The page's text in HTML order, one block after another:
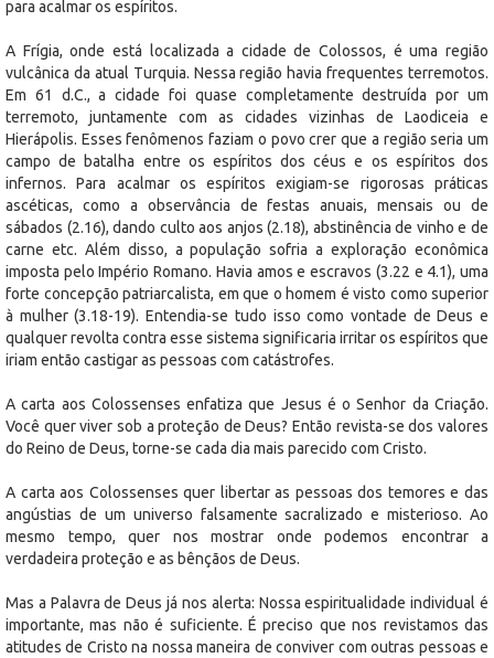
para acalmar os espíritos.
A Frígia, onde está localizada a cidade de Colossos, é uma região
vulcânica da atual Turquia. Nessa região havia frequentes terremotos.
Em 61 d.C., a cidade foi quase completamente destruída por um
terremoto, juntamente com as cidades vizinhas de Laodiceia e
Hierápolis. Esses fenômenos faziam o povo crer que a região seria um
campo de batalha entre os espíritos dos céus e os espíritos dos
infernos. Para acalmar os espíritos exigiam-se rigorosas práticas
ascéticas, como a observância de festas anuais, mensais ou de
sábados (2.16), dando culto aos anjos (2.18), abstinência de vinho e de
carne etc. Além disso, a população sofria a exploração econômica
imposta pelo Império Romano. Havia amos e escravos (3.22 e 4.1), uma
forte concepção patriarcalista, em que o homem é visto como superior
à mulher (3.18-19). Entendia-se tudo isso como vontade de Deus e
qualquer revolta contra esse sistema significaria irritar os espíritos que
iriam então castigar as pessoas com catástrofes.
A carta aos Colossenses enfatiza que Jesus é o Senhor da Criação.
Você quer viver sob a proteção de Deus? Então revista-se dos valores
do Reino de Deus, torne-se cada dia mais parecido com Cristo.
A carta aos Colossenses quer libertar as pessoas dos temores e das
angústias de um universo falsamente sacralizado e misterioso. Ao
mesmo tempo, quer nos mostrar onde podemos encontrar a
verdadeira proteção e as bênçãos de Deus.
Mas a Palavra de Deus já nos alerta: Nossa espiritualidade individual é
importante, mas não é suficiente. É preciso que nos revistamos das
atitudes de Cristo na nossa maneira de conviver com outras pessoas e